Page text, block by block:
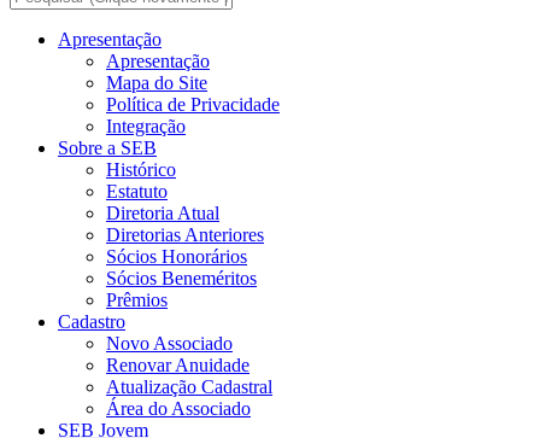
Apresentação
Apresentação
Mapa do Site
Política de Privacidade
Integração
Sobre a SEB
Histórico
Estatuto
Diretoria Atual
Diretorias Anteriores
Sócios Honorários
Sócios Beneméritos
Prêmios
Cadastro
Novo Associado
Renovar Anuidade
Atualização Cadastral
Área do Associado
SEB Jovem